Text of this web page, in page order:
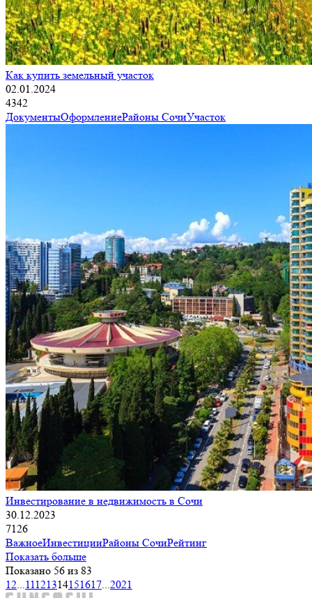
Как купить земельный участок
02.01.2024
4342
ДокументыОформлениеРайоны СочиУчасток
Инвестирование в недвижимость в Сочи
30.12.2023
7126
ВажноеИнвестицииРайоны СочиРейтинг
Показать больше
Показано 56 из 83
12...11121314151617...2021